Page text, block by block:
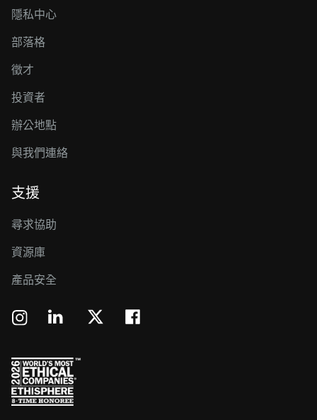
隱私中心
部落格
徵才
投資者
辦公地點
與我們連絡
支援
尋求協助
資源庫
產品安全